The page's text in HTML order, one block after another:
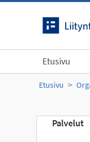
Etusivu
Etusivu
Palvelut